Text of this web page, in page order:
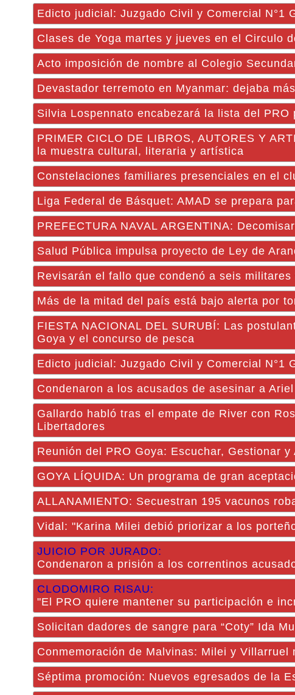
Edicto judicial: Juzgado Civil y Comercial N°1
Clases de Yoga martes y jueves en el Circulo
Acto imposición de nombre al Colegio
Devastador terremoto en Myanmar: dejaba
Silvia Lospennato encabezará la lista del
PRIMER CICLO DE LIBROS, AUTORES Y
la muestra cultural, literaria y artística
Constelaciones familiares presenciales en el
Liga Federal de Básquet: AMAD se prepara
PREFECTURA NAVAL ARGENTINA:
Salud Pública impulsa proyecto de Ley de
Revisarán el fallo que condenó a seis
Más de la mitad del país está bajo alerta por
FIESTA NACIONAL DEL SURUBÍ: Las
Goya y el concurso de pesca
Edicto judicial: Juzgado Civil y Comercial N°1
Condenaron a los acusados de asesinar a
Gallardo habló tras el empate de River con
Libertadores
Reunión del PRO Goya: Escuchar, Gestionar y
GOYA LÍQUIDA: Un programa de gran
ALLANAMIENTO: Secuestran 195 vacunos
Vidal: "Karina Milei debió priorizar a los
JUICIO POR JURADO:
Condenaron a prisión a los correntinos
CLODOMIRO RISAU:
"El PRO quiere mantener su participación e
Solicitan dadores de sangre para “Coty” Ida
Conmemoración de Malvinas: Milei y
Séptima promoción: Nuevos egresados de la